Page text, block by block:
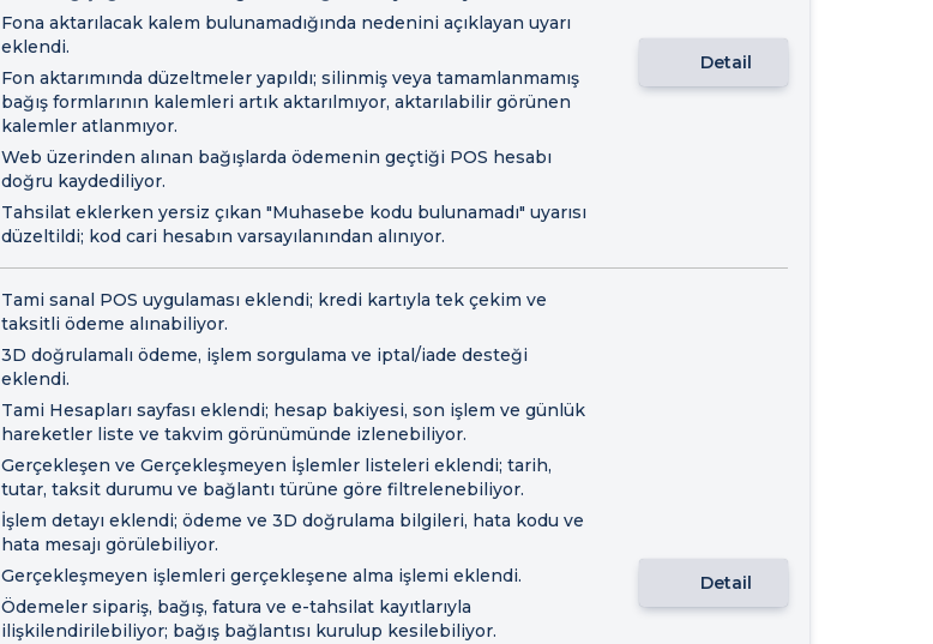
Fona aktarılacak kalem bulunamadığında nedenini açıklayan uyarı
eklendi.
Fon aktarımında düzeltmeler yapıldı; silinmiş veya tamamlanmamış
bağış formlarının kalemleri artık aktarılmıyor, aktarılabilir görünen
kalemler atlanmıyor.
Web üzerinden alınan bağışlarda ödemenin geçtiği POS hesabı
doğru kaydediliyor.
Tahsilat eklerken yersiz çıkan "Muhasebe kodu bulunamadı" uyarısı
düzeltildi; kod cari hesabın varsayılanından alınıyor.
Detail
Tami sanal POS uygulaması eklendi; kredi kartıyla tek çekim ve
taksitli ödeme alınabiliyor.
3D doğrulamalı ödeme, işlem sorgulama ve iptal/iade desteği
eklendi.
Tami Hesapları sayfası eklendi; hesap bakiyesi, son işlem ve günlük
hareketler liste ve takvim görünümünde izlenebiliyor.
Gerçekleşen ve Gerçekleşmeyen İşlemler listeleri eklendi; tarih,
tutar, taksit durumu ve bağlantı türüne göre filtrelenebiliyor.
İşlem detayı eklendi; ödeme ve 3D doğrulama bilgileri, hata kodu ve
hata mesajı görülebiliyor.
Gerçekleşmeyen işlemleri gerçekleşene alma işlemi eklendi.
Ödemeler sipariş, bağış, fatura ve e-tahsilat kayıtlarıyla
ilişkilendirilebiliyor; bağış bağlantısı kurulup kesilebiliyor.
Detail